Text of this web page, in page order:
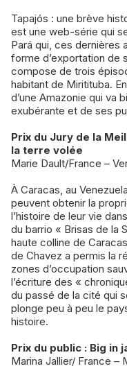
Tapajós : une brève
est une web-série qui
Pará qui, ces dernières
forme d’exportation de
compose de trois
habitant de Miritituba.
d’une Amazonie qui va
exubérante et de ses
Prix du Jury de la
la terre volée
Marie Dault/France –
À Caracas, au
peuvent obtenir la
l’histoire de leur vie
du barrio « Brisas de la
haute colline de
de Chavez a permis la
zones d’occupation
l’écriture des «
du passé de la cité qui
plonge peu à peu le
histoire.
Prix du public : Big in
Marina Jallier/ France –